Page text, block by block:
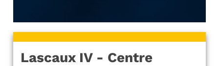
Lascaux IV - Centre